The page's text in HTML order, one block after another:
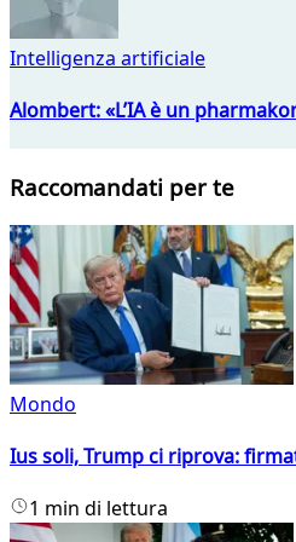
Intelligenza artificiale
Alombert: «L’IA è un
Raccomandati per te
Mondo
Ius soli, Trump ci riprova:
1 min di lettura